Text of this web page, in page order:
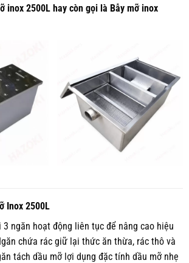
inox 2500L hay còn gọi là Bẫy mỡ inox
Inox 2500L
ngăn hoạt động liên tục để nâng cao hiệu
chứa rác giữ lại thức ăn thừa, rác thô và
tách dầu mỡ lợi dụng đặc tính dầu mỡ nhẹ